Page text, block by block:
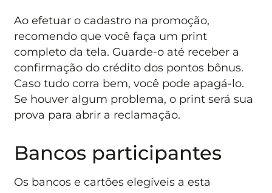
Ao efetuar o cadastro na promoção,
recomendo que você faça um print
completo da tela. Guarde-o até receber a
confirmação do crédito dos pontos bônus.
Caso tudo corra bem, você pode apagá-lo.
Se houver algum problema, o print será sua
prova para abrir a reclamação.
Bancos participantes
Os bancos e cartões elegíveis a esta